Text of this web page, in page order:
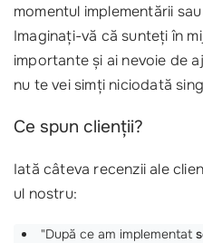
momentul implementării
Imaginați-vă că sunteți în
importante și ai nevoie de
nu te vei simți niciodată
Ce spun clienții?
Iată câteva recenzii ale
ul nostru:
"După ce am implementat